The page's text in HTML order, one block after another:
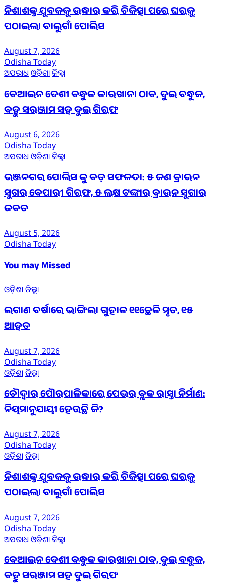
ନିଶାଶକ୍ତ ଯୁବକକୁ ଉଦ୍ଧାର କରି ଚିକିତ୍ସା ପରେ ଘରକୁ
ପଠାଇଲା ବାଲୁଗାଁ ପୋଲିସ
August 7, 2026
Odisha Today
ଅପରାଧ ଓଡ଼ିଶାଜିଲ୍ଲା
ବେଆଇନ ଦେଶୀ ବନ୍ଧୁକ କାରଖାନା ଠାବ, ଦୁଇ ବନ୍ଧୁକ,
ବହୁ ସରଞ୍ଜାମ ସହ ଦୁଇ ଗିରଫ
August 6, 2026
Odisha Today
ଅପରାଧ ଓଡ଼ିଶାଜିଲ୍ଲା
ଭଞ୍ଜନଗର ପୋଲିସ କୁ ବଡ଼ ସଫଳତା: ୫ ଜଣ ବ୍ରାଉନ
ସୁଗର ବେପାରୀ ଗିରଫ, ୫ ଲକ୍ଷ ଟଙ୍କାର ବ୍ରାଉନ ସୁଗାର
ଜବତ
August 5, 2026
Odisha Today
You may Missed
ଓଡ଼ିଶାଜିଲ୍ଲା
ଲଗାଣ ବର୍ଷାରେ ଭାଙ୍ଗିଲା ଗୁହାଳ ୧୧ଛେଳି ମୃତ, ୧୫
ଆହତ
August 7, 2026
Odisha Today
ଓଡ଼ିଶାଜିଲ୍ଲା
ଚୌଦ୍ୱାର ପୌରପାଳିକାରେ ପେଭର ବ୍ଲକ ରାସ୍ତା ନିର୍ମାଣ:
ନିୟମାନୁଯାୟୀ ହେଉଛି କି?
August 7, 2026
Odisha Today
ଓଡ଼ିଶାଜିଲ୍ଲା
ନିଶାଶକ୍ତ ଯୁବକକୁ ଉଦ୍ଧାର କରି ଚିକିତ୍ସା ପରେ ଘରକୁ
ପଠାଇଲା ବାଲୁଗାଁ ପୋଲିସ
August 7, 2026
Odisha Today
ଅପରାଧ ଓଡ଼ିଶାଜିଲ୍ଲା
ବେଆଇନ ଦେଶୀ ବନ୍ଧୁକ କାରଖାନା ଠାବ, ଦୁଇ ବନ୍ଧୁକ,
ବହୁ ସରଞ୍ଜାମ ସହ ଦୁଇ ଗିରଫ